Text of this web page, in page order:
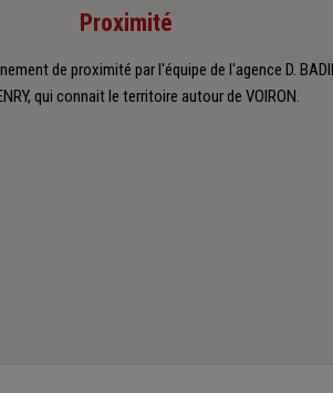
Proximité
de proximité par l'équipe de l'agence D.
qui connait le territoire autour de VOIRON.